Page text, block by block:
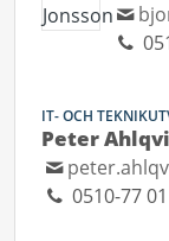
IT- OCH
Peter
0510-77